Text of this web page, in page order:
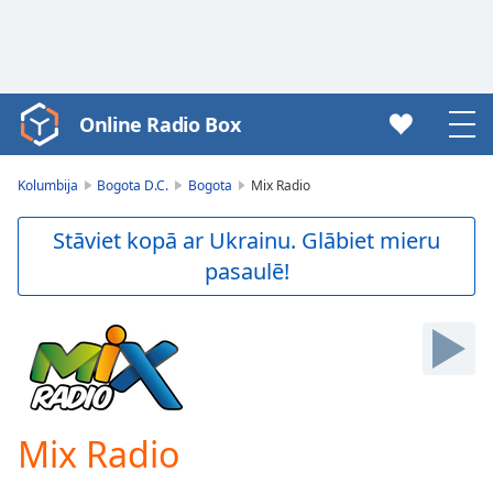
Video
Player
Skip
Skip
Forward
Mute
Current
Online Radio Box
Kolumbija Bogota D.C. Bogota Mix Radio
Stāviet kopā ar Ukrainu. Glābiet mieru
pasaulē!
Mix Radio